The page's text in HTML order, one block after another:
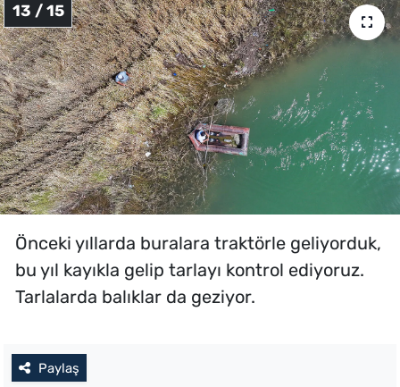
13 / 15
Önceki yıllarda buralara traktörle geliyorduk,
bu yıl kayıkla gelip tarlayı kontrol ediyoruz.
Tarlalarda balıklar da geziyor.
Paylaş